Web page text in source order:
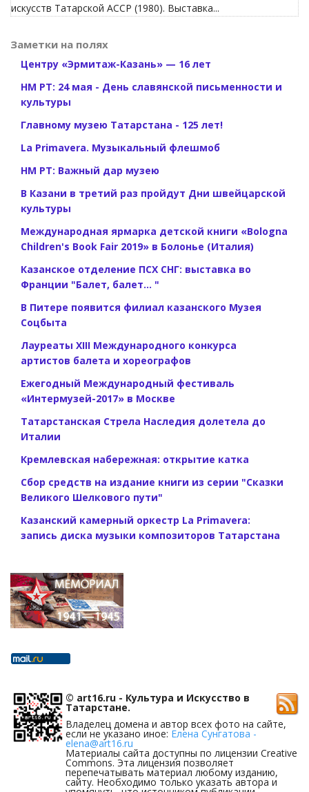
искусств Татарской АССР (1980). Выставка...
Заметки на полях
Центру «Эрмитаж-Казань» — 16 лет
НМ РТ: 24 мая - День славянской письменности и
культуры
Главному музею Татарстана - 125 лет!
La Primavera. Музыкальный флешмоб
НМ РТ: Важный дар музею
В Казани в третий раз пройдут Дни швейцарской
культуры
Международная ярмарка детской книги «Bologna
Children's Book Fair 2019» в Болонье (Италия)
Казанское отделение ПСХ СНГ: выставка во
Франции "Балет, балет... "
В Питере появится филиал казанского Музея
Соцбыта
Лауреаты XIII Международного конкурса
артистов балета и хореографов
Ежегодный Международный фестиваль
«Интермузей-2017» в Москве
Татарстанская Стрела Наследия долетела до
Италии
Кремлевская набережная: открытие катка
Сбор средств на издание книги из серии "Сказки
Великого Шелкового пути"
Казанский камерный оркестр La Primavera:
запись диска музыки композиторов Татарстана
© art16.ru - Культура и Искусство в
Татарстане.
Владелец домена и автор всех фото на сайте,
если не указано иное: Елена Сунгатова -
elena@art16.ru
Материалы сайта доступны по лицензии Creative
Commons. Эта лицензия позволяет
перепечатывать материал любому изданию,
сайту. Необходимо только указать автора и